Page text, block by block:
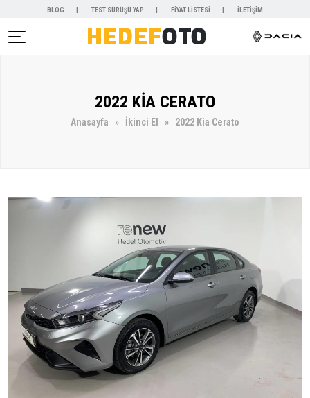
BLOG TEST SÜRÜŞÜ YAP FİYAT LİSTESİ İLETİŞİM
2022 KİA CERATO
Anasayfa İkinci El 2022 Kia Cerato